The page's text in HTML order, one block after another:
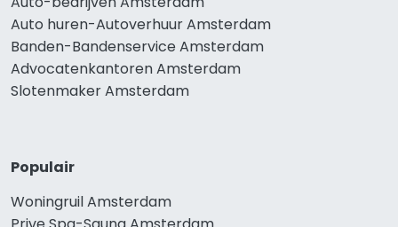
Auto huren-Autoverhuur Amsterdam
Banden-Bandenservice Amsterdam
Advocatenkantoren Amsterdam
Slotenmaker Amsterdam
Populair
Woningruil Amsterdam